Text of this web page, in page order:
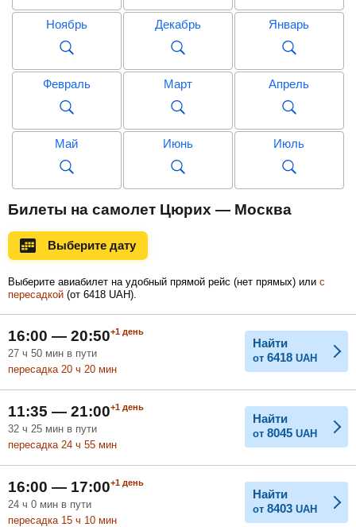
Ноябрь Декабрь Январь
Февраль Март Апрель
Май Июнь Июль
Сентябрь
Ноябрь
Билеты на самолет Цюрих — Москва
Выберите дату
Выберите авиабилет на удобный прямой рейс (нет прямых) или с
пересадкой (от 6418 UAH).
16:00 — 20:50+1 день
27 ч 50 мин в пути
пересадка 20 ч 20 мин
Найти
от 6418 UAH
11:35 — 21:00+1 день
32 ч 25 мин в пути
пересадка 24 ч 55 мин
Найти
от 8045 UAH
16:00 — 17:00+1 день
24 ч 0 мин в пути
пересадка 15 ч 10 мин
Найти
от 8403 UAH